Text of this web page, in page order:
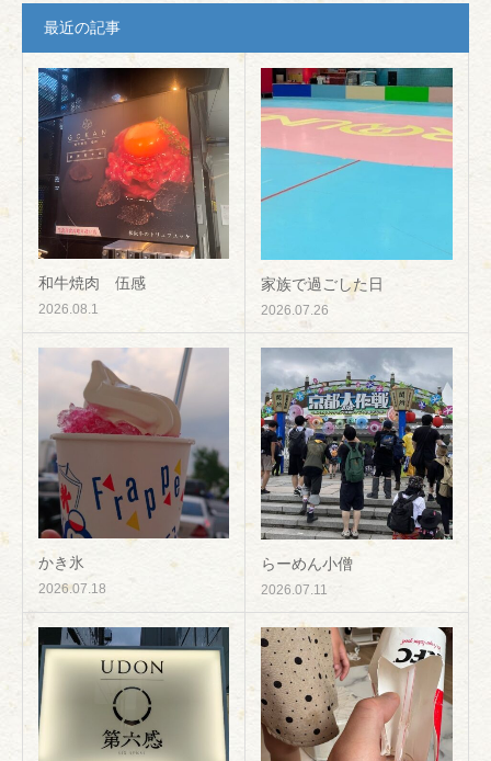
最近の記事
和牛焼肉 伍感
2026.08.1
家族で過ごした日
2026.07.26
かき氷
2026.07.18
らーめん小僧
2026.07.11